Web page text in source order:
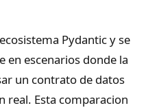
Pydantic y se
en escenarios donde la
un contrato de datos
real. Esta comparacion